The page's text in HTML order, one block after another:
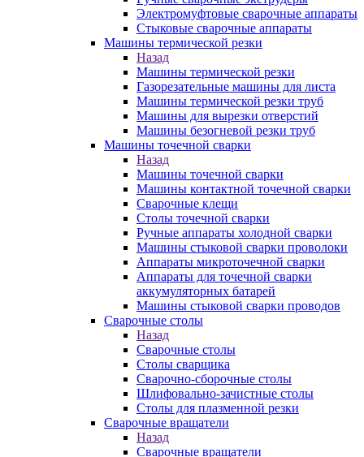
Электромуфтовые сварочные аппараты
Стыковые сварочные аппараты
Машины термической резки
Назад
Машины термической резки
Газорезательные машины для листа
Машины термической резки труб
Машины для вырезки отверстий
Машины безогневой резки труб
Машины точечной сварки
Назад
Машины точечной сварки
Машины контактной точечной сварки
Сварочные клещи
Столы точечной сварки
Ручные аппараты холодной сварки
Машины стыковой сварки проволоки
Аппараты микроточечной сварки
Аппараты для точечной сварки
аккумуляторных батарей
Машины стыковой сварки проводов
Сварочные столы
Назад
Сварочные столы
Столы сварщика
Сварочно-сборочные столы
Шлифовально-зачистные столы
Столы для плазменной резки
Сварочные вращатели
Назад
Сварочные вращатели